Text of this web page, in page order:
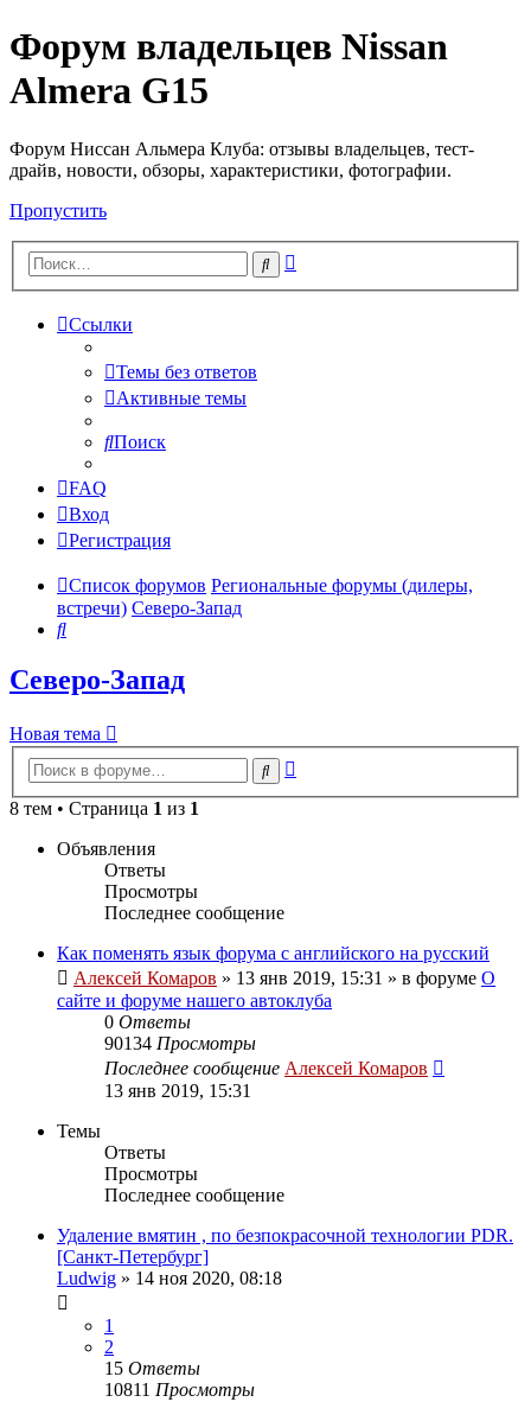
Форум владельцев Nissan
Almera G15
Форум Ниссан Альмера Клуба: отзывы владельцев, тест-
драйв, новости, обзоры, характеристики, фотографии.
Пропустить
Поиск
Ссылки
Темы без ответов
Активные темы
Поиск
FAQ
Вход
Регистрация
Список форумов Региональные форумы (дилеры,
встречи) Северо-Запад
Поиск
Северо-Запад
Новая тема
Поиск
8 тем • Страница 1 из 1
Объявления
Ответы
Просмотры
Последнее сообщение
Как поменять язык форума с английского на русский
Алексей Комаров » 13 янв 2019, 15:31 » в форуме О
сайте и форуме нашего автоклуба
0 Ответы
90134 Просмотры
Последнее сообщение Алексей Комаров
13 янв 2019, 15:31
Темы
Ответы
Просмотры
Последнее сообщение
Удаление вмятин , по безпокрасочной технологии PDR.
[Санкт-Петербург]
Ludwig » 14 ноя 2020, 08:18
1
2
15 Ответы
10811 Просмотры